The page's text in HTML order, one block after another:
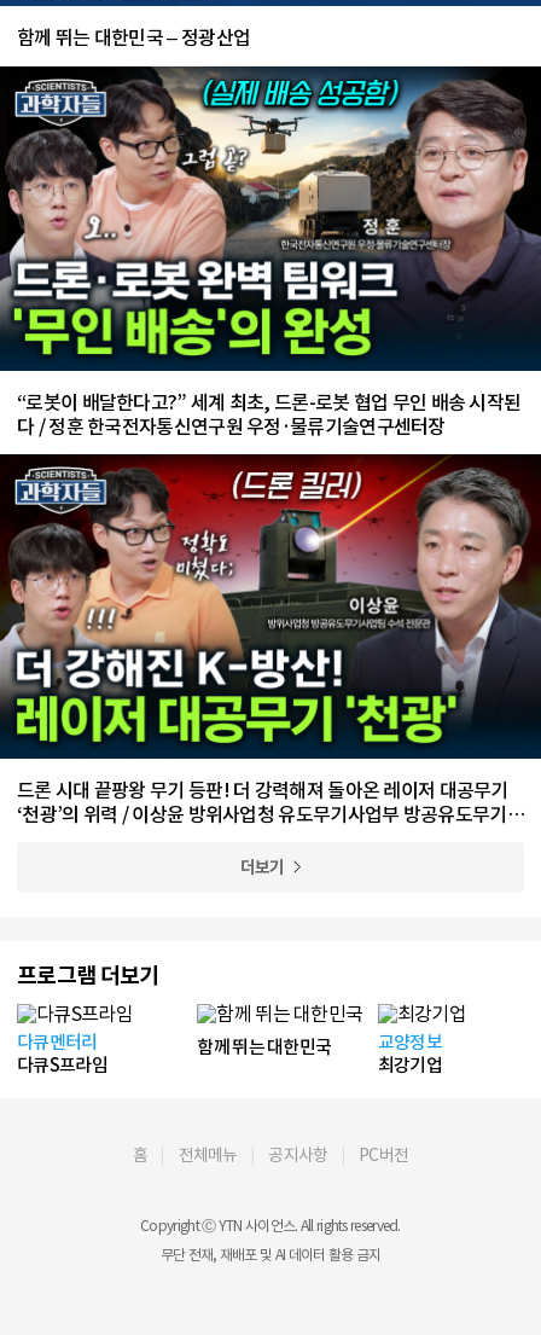
함께 뛰는 대한민국 – 정광산업
“로봇이 배달한다고?” 세계 최초, 드론-로봇 협업 무인 배송 시작된
다 / 정훈 한국전자통신연구원 우정·물류기술연구센터장
드론 시대 끝팡왕 무기 등판! 더 강력해져 돌아온 레이저 대공무기
‘천광’의 위력 / 이상윤 방위사업청 유도무기사업부 방공유도무기사
더보기
프로그램 더보기
다큐멘터리
다큐S프라임
함께 뛰는 대한민국
교양정보
최강기업
홈 전체메뉴 공지사항 PC버전
Copyright Ⓒ YTN 사이언스. All rights reserved.
무단 전재, 재배포 및 AI 데이터 활용 금지